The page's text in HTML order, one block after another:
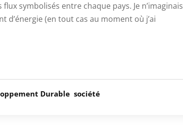
symbolisés entre chaque pays. Je n’imaginais
d’énergie (en tout cas au moment où j’ai
Durable société